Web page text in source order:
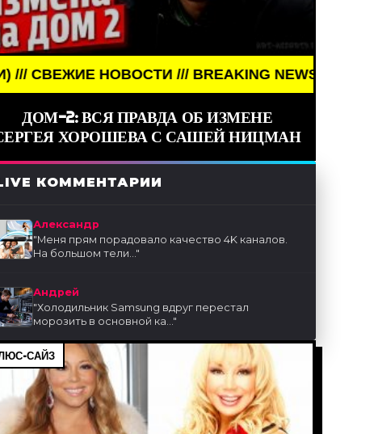
НОВОСТИ /// BREAKING NEWS /// НОВОСТИ
ДОМ-2: ВСЯ ПРАВДА ОБ ИЗМЕНЕ
ХОРОШЕВА С САШЕЙ НИЦМАН
КОММЕНТАРИИ
Александр
"Меня прям порадовало качество 4K каналов.
На большом тели..."
Андрей
"Холодильник Samsung вдруг перестал
морозить в основной ка..."
САЙЗ